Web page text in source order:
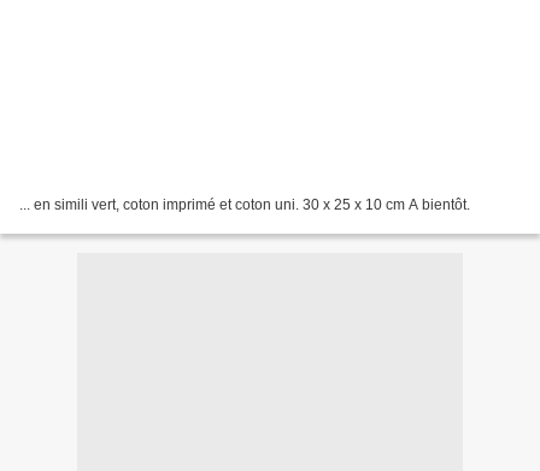
... en simili vert, coton imprimé et coton uni. 30 x 25 x 10 cm A bientôt.